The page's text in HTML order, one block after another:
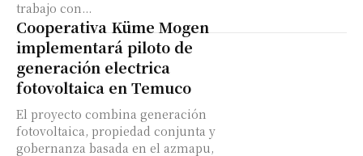
trabajo con...
Cooperativa Küme Mogen
implementará piloto de
generación electrica
fotovoltaica en Temuco
El proyecto combina generación
fotovoltaica, propiedad conjunta y
gobernanza basada en el azmapu,